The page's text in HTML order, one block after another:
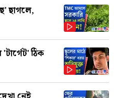
ছাগলে,
ঠিক